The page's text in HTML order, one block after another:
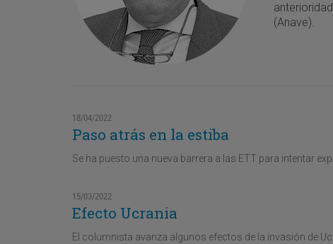
(Anave).
18/04/2022
Paso atrás en la estiba
Se ha puesto una nueva barrera a las ETT para intentar
15/03/2022
Efecto Ucrania
El columnista avanza algunos efectos de la invasión de